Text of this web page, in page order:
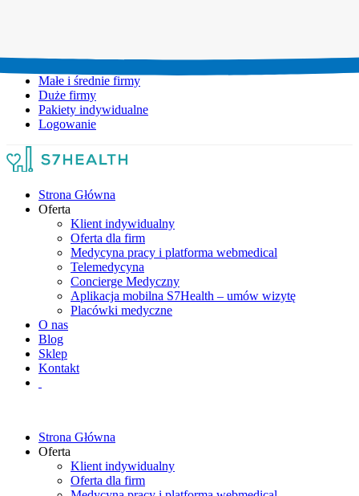
Małe i średnie firmy
Duże firmy
Pakiety indywidualne
Logowanie
Strona Główna
Oferta
Klient indywidualny
Oferta dla firm
Medycyna pracy i platforma webmedical
Telemedycyna
Concierge Medyczny
Aplikacja mobilna S7Health – umów wizytę
Placówki medyczne
O nas
Blog
Sklep
Kontakt
Strona Główna
Oferta
Klient indywidualny
Oferta dla firm